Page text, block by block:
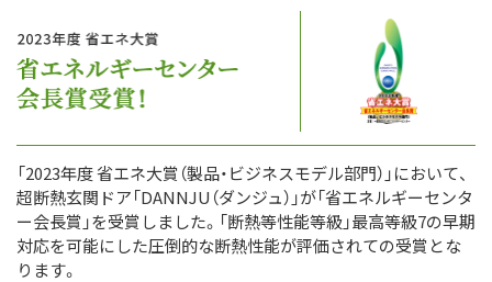
「2023年度 省エネ大賞（製品・ビジネスモデル部門）」において、
超断熱玄関ドア「DANNJU（ダンジュ）」が「省エネルギーセンタ
ー会長賞」を受賞しました。「断熱等性能等級」最高等級7の早期
対応を可能にした圧倒的な断熱性能が評価されての受賞とな
ります。